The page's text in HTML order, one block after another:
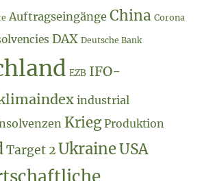
Auftragseingänge China Corona
DAX Deutsche Bank
EZB IFO-
industrial
Krieg Produktion
Target 2 Ukraine USA